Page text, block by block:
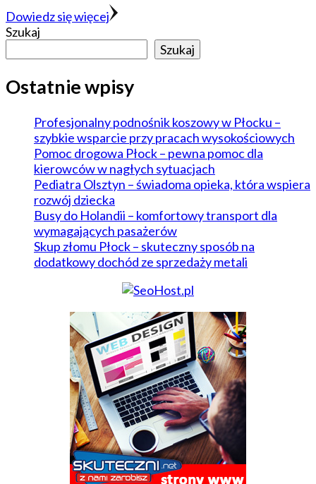
Dowiedz się więcej
Szukaj
Szukaj
Ostatnie wpisy
Profesjonalny podnośnik koszowy w Płocku –
szybkie wsparcie przy pracach wysokościowych
Pomoc drogowa Płock – pewna pomoc dla
kierowców w nagłych sytuacjach
Pediatra Olsztyn – świadoma opieka, która wspiera
rozwój dziecka
Busy do Holandii – komfortowy transport dla
wymagających pasażerów
Skup złomu Płock – skuteczny sposób na
dodatkowy dochód ze sprzedaży metali